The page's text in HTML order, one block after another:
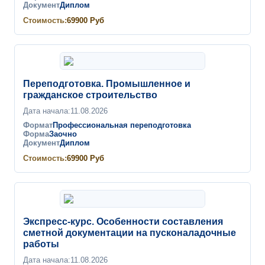
ДокументДиплом
Стоимость:69900 Руб
Переподготовка. Промышленное и
гражданское строительство
Дата начала:11.08.2026
ФорматПрофессиональная переподготовка
ФормаЗаочно
ДокументДиплом
Стоимость:69900 Руб
Экспресс-курс. Особенности составления
сметной документации на пусконаладочные
работы
Дата начала:11.08.2026